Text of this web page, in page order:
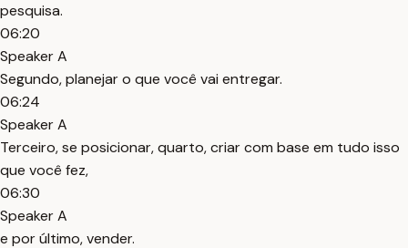
pesquisa.
06:20
Speaker A
Segundo, planejar o que você vai entregar.
06:24
Speaker A
Terceiro, se posicionar, quarto, criar com base em tudo isso
que você fez,
06:30
Speaker A
e por último, vender.